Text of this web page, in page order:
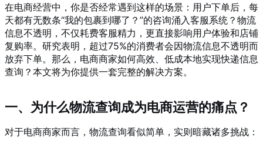
在电商经营中，你是否经常遇到这样的场景：用户下单后，每
天都有无数条“我的包裹到哪了？”的咨询涌入客服系统？物流
信息不透明，不仅耗费客服精力，更直接影响用户体验和店铺
复购率。研究表明，超过75%的消费者会因物流信息不透明而
放弃下单。那么，电商商家如何高效、低成本地实现快递信息
查询？本文将为你提供一套完整的解决方案。
一、为什么物流查询成为电商运营的痛点？
对于电商商家而言，物流查询看似简单，实则暗藏诸多挑战：